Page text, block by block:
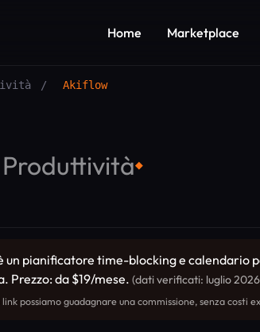
Home Marketplace
/ Akiflow
Produttività◆
un pianificatore time-blocking e calendario
Prezzo: da $19/mese. (dati verificati: luglio
possiamo guadagnare una commissione, senza costi